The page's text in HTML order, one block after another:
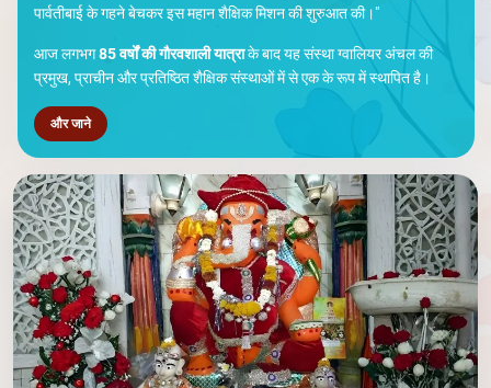
पार्वतीबाई के गहने बेचकर इस महान शैक्षिक मिशन की शुरुआत की।"
आज लगभग85 वर्षों की गौरवशाली यात्राके बाद यह संस्था ग्वालियर अंचल की
प्रमुख, प्राचीन और प्रतिष्ठित शैक्षिक संस्थाओं में से एक के रूप में स्थापित है।
और जाने